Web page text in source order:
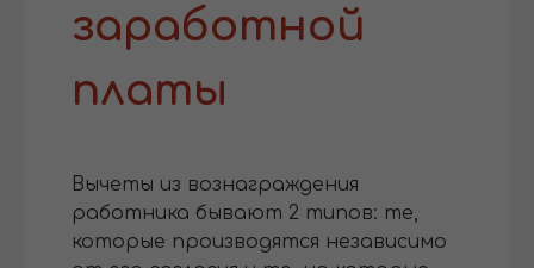
заработной
платы
Вычеты из вознаграждения
работника бывают 2 типов: те,
которые производятся независимо